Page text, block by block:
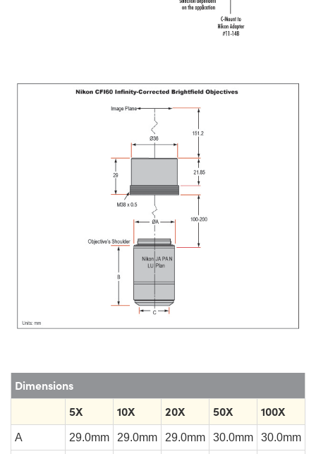
Dimensions
5X
10X 20X 50X 100X
A 29.0mm 29.0mm 29.0mm 30.0mm 30.0mm